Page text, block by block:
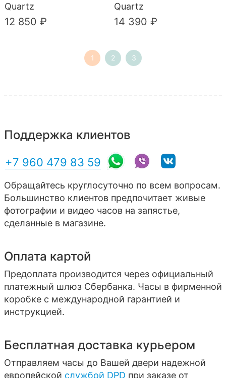
Quartz
12 850 ₽
Quartz
14 390 ₽
1 2 3
Поддержка клиентов
+7 960 479 83 59
Обращайтесь круглосуточно по всем вопросам.
Большинство клиентов предпочитает живые
фотографии и видео часов на запястье,
сделанные в магазине.
Оплата картой
Предоплата производится через официальный
платежный шлюз Сбербанка. Часы в фирменной
коробке с международной гарантией и
инструкцией.
Бесплатная доставка курьером
Отправляем часы до Вашей двери надежной
европейской службой DPD при заказе от